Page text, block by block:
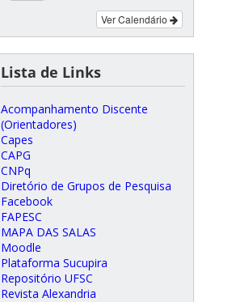
Ver Calendário
Lista de Links
Acompanhamento Discente
(Orientadores)
Capes
CAPG
CNPq
Diretório de Grupos de Pesquisa
Facebook
FAPESC
MAPA DAS SALAS
Moodle
Plataforma Sucupira
Repositório UFSC
Revista Alexandria